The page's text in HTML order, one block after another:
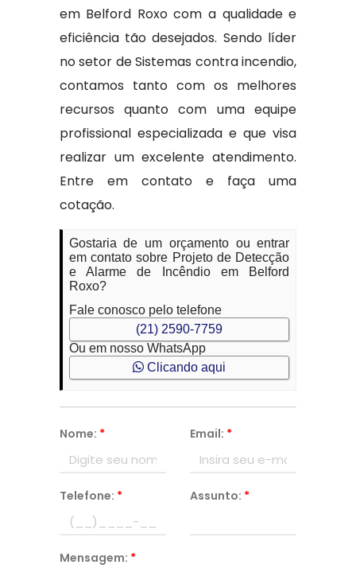
em Belford Roxo com a qualidade e
eficiência tão desejados. Sendo líder
no setor de Sistemas contra incendio,
contamos tanto com os melhores
recursos quanto com uma equipe
profissional especializada e que visa
realizar um excelente atendimento.
Entre em contato e faça uma
cotação.
Gostaria de um orçamento ou entrar
em contato sobre Projeto de Detecção
e Alarme de Incêndio em Belford
Roxo?
Fale conosco pelo telefone
(21) 2590-7759
Ou em nosso WhatsApp
Clicando aqui
Nome: * Email: *
Telefone: * Assunto: *
Mensagem: *